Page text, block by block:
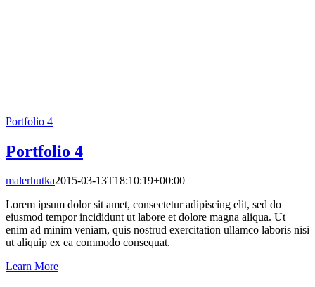
Portfolio 4
Portfolio 4
malerhutka2015-03-13T18:10:19+00:00
Lorem ipsum dolor sit amet, consectetur adipiscing elit, sed do
eiusmod tempor incididunt ut labore et dolore magna aliqua. Ut
enim ad minim veniam, quis nostrud exercitation ullamco laboris nisi
ut aliquip ex ea commodo consequat.
Learn More